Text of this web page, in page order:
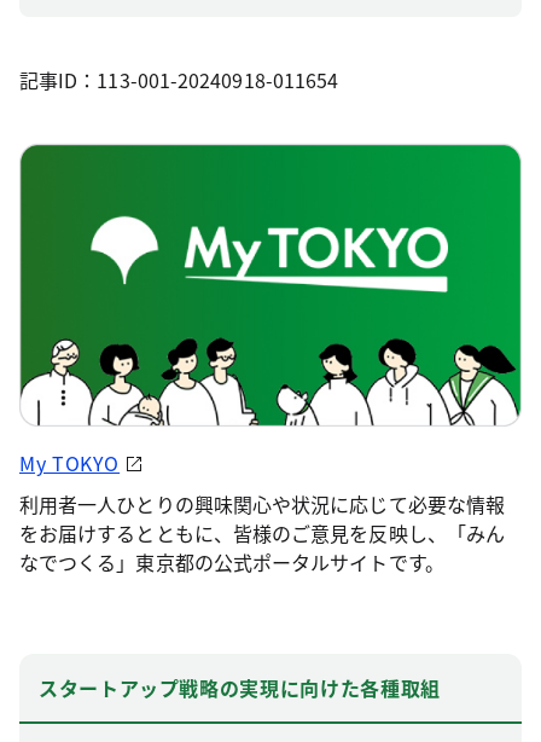
記事ID：113-001-20240918-011654
My TOKYO
利用者一人ひとりの興味関心や状況に応じて必要な情報
をお届けするとともに、皆様のご意見を反映し、「みん
なでつくる」東京都の公式ポータルサイトです。
スタートアップ戦略の実現に向けた各種取組